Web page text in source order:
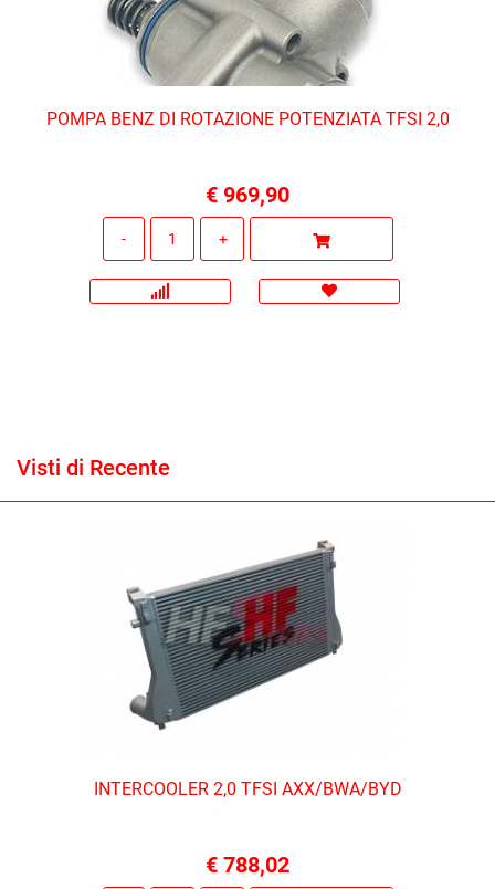
POMPA BENZ DI ROTAZIONE POTENZIATA TFSI 2,0
€ 969,90
Visti di Recente
INTERCOOLER 2,0 TFSI AXX/BWA/BYD
€ 788,02